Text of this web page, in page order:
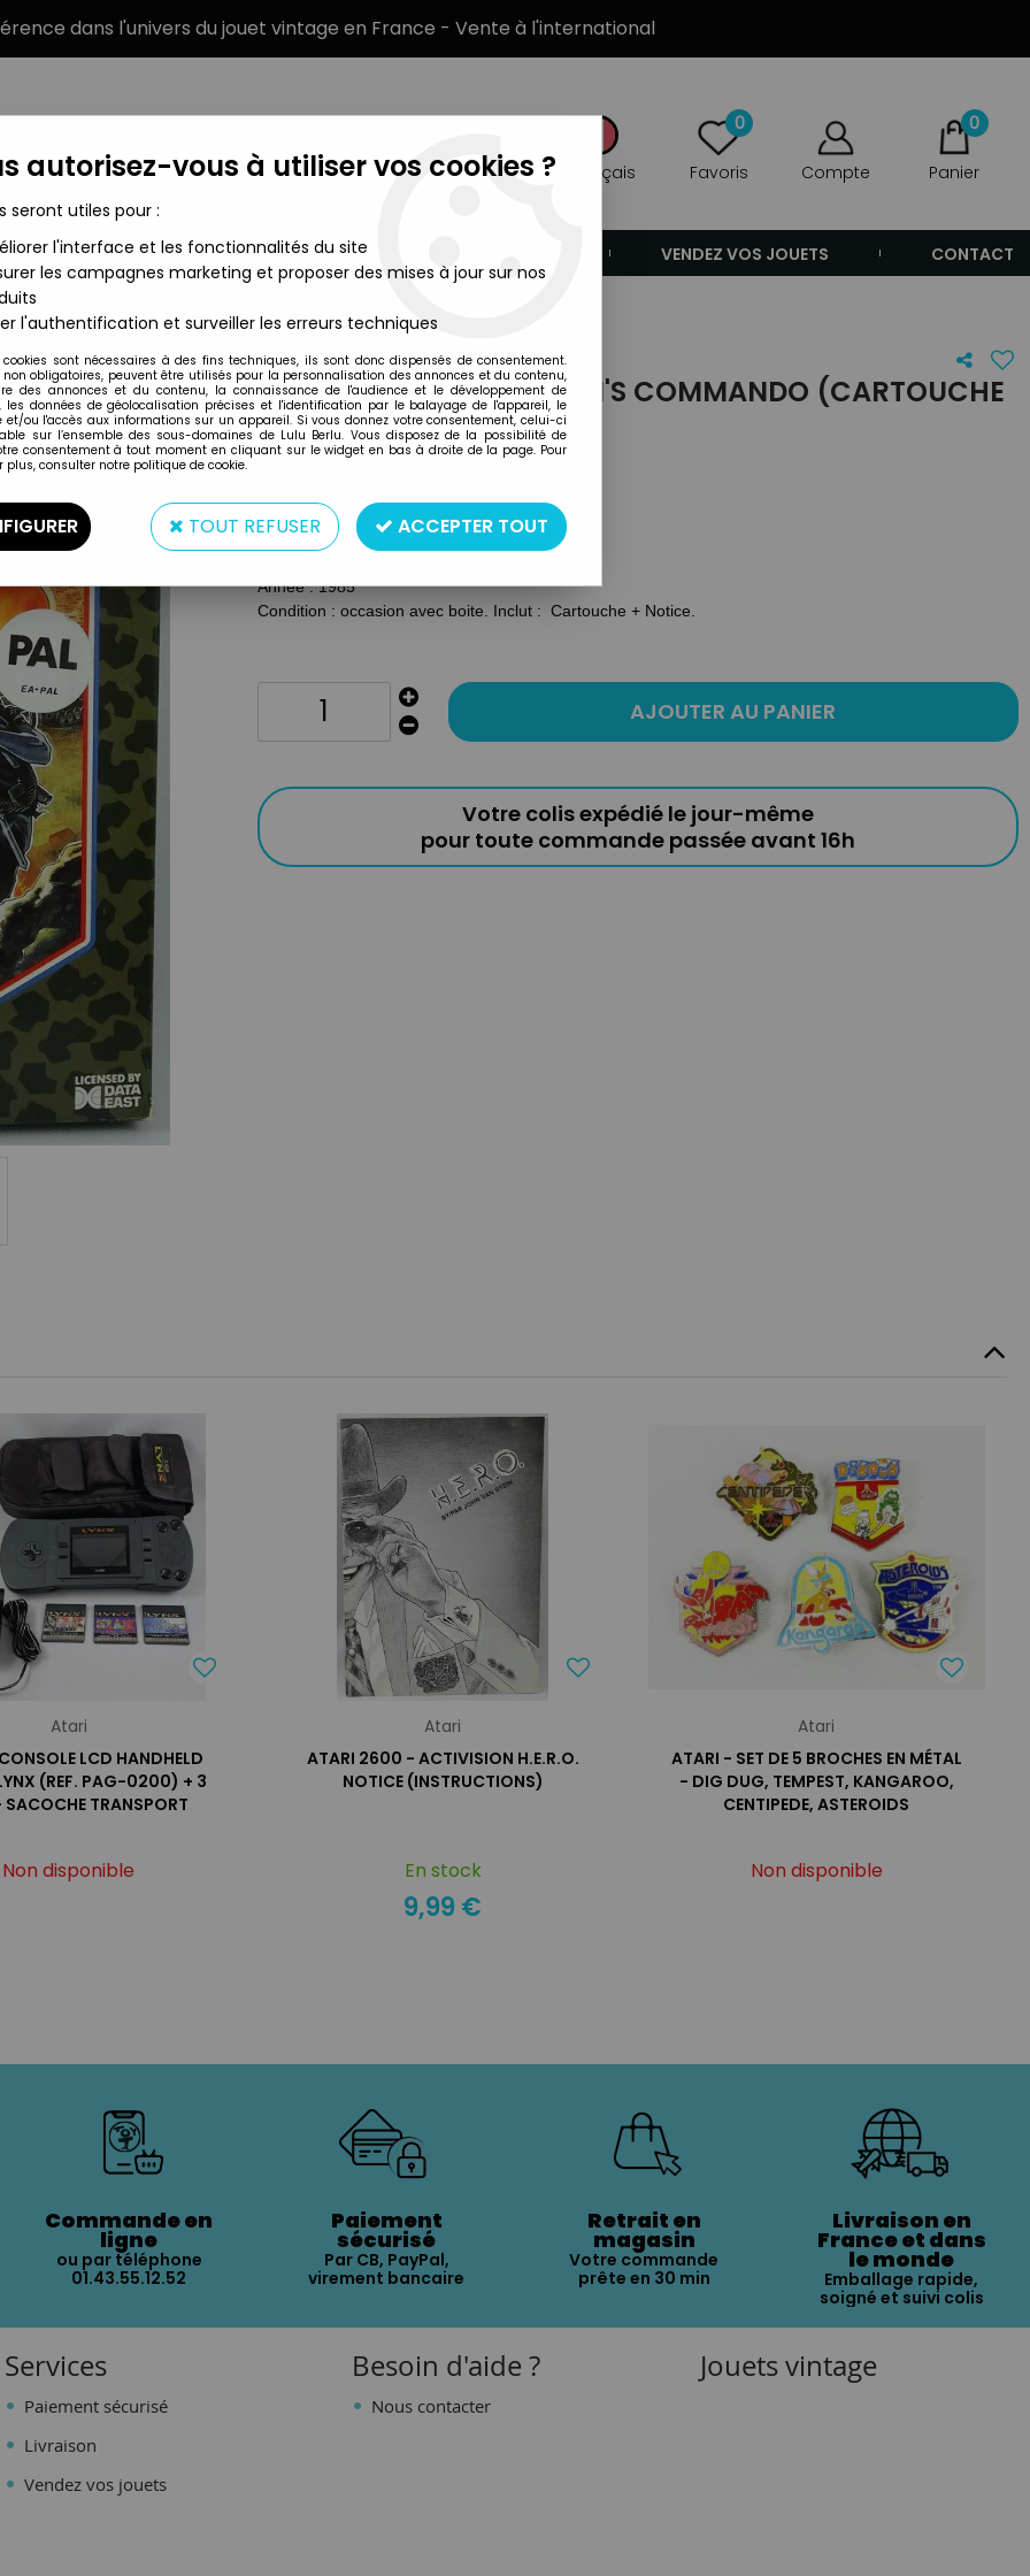
dans l'univers du jouet vintage en France - Vente à l'international
Français
0
Favoris Compte
0
Panier
MARQUES TYPE DE PRODUIT VENDEZ VOS JOUETS CONTACT
2600 - Activision's Commando (cartouche avec boite et notice)
Atari
ATARI 2600 - ACTIVISION'S COMMANDO (CARTOUCHE
AVEC BOITE ET NOTICE)
49,99€TTC
Réf. :AR0039131
Type : cartouche pour console de jeu video
Année : 1985
Condition : occasion avec boite. Inclut : Cartouche + Notice.
AJOUTER AU PANIER
Votre colis expédié le jour-même
pour toute commande passée avant 16h
Atari
LCD HANDHELD
(REF. PAG-0200) + 3
SACOCHE TRANSPORT
Non disponible
Atari
ATARI 2600 - ACTIVISION H.E.R.O.
NOTICE (INSTRUCTIONS)
En stock
9,99 €
Atari
ATARI - SET DE 5 BROCHES EN MÉTAL
- DIG DUG, TEMPEST, KANGAROO,
CENTIPEDE, ASTEROIDS
Non disponible
Commande en
ligne
ou par téléphone
01.43.55.12.52
Paiement
sécurisé
Par CB, PayPal,
virement bancaire
Retrait en
magasin
Votre commande
prête en 30 min
Livraison en
France et dans
le monde
Emballage rapide,
soigné et suivi colis
Services
Paiement sécurisé
Livraison
Vendez vos jouets
Besoin d'aide ?
Nous contacter
Jouets vintage
autorisez-vous à utiliser vos cookies ?
seront utiles pour :
l'interface et les fonctionnalités du site
les campagnes marketing et proposer des mises à jour sur nos
l'authentification et surveiller les erreurs techniques
cookies sont nécessaires à des fins techniques, ils sont donc dispensés de consentement.
non obligatoires, peuvent être utilisés pour la personnalisation des annonces et du contenu,
des annonces et du contenu, la connaissance de l'audience et le développement de
les données de géolocalisation précises et l'identification par le balayage de l'appareil, le
et/ou l'accès aux informations sur un appareil. Si vous donnez votre consentement, celui-ci
sur l’ensemble des sous-domaines de Lulu Berlu. Vous disposez de la possibilité de
consentement à tout moment en cliquant sur le widget en bas à droite de la page. Pour
plus, consulter notre politique de cookie.
TOUT REFUSER ACCEPTER TOUT